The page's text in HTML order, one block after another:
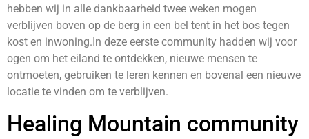
hebben wij in alle dankbaarheid twee weken mogen
verblijven boven op de berg in een bel tent in het bos tegen
kost en inwoning.In deze eerste community hadden wij voor
ogen om het eiland te ontdekken, nieuwe mensen te
ontmoeten, gebruiken te leren kennen en bovenal een nieuwe
locatie te vinden om te verblijven.
Healing Mountain community